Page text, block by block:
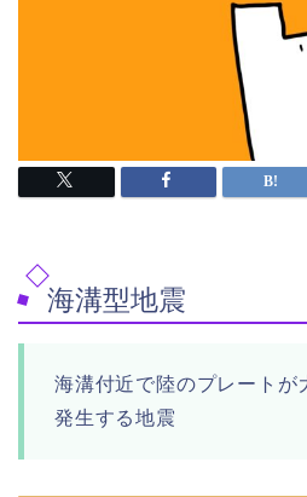
海溝型地震
海溝付近で陸のプレートが
発生する地震